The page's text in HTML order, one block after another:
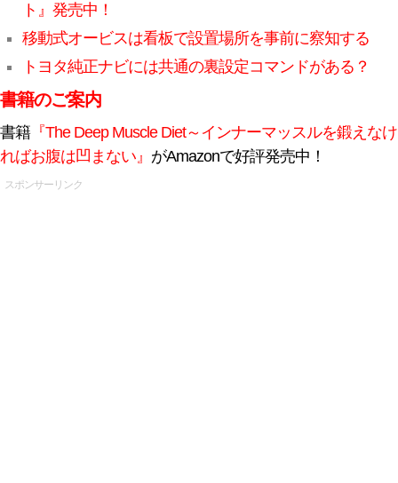
ト』発売中！
移動式オービスは看板で設置場所を事前に察知する
トヨタ純正ナビには共通の裏設定コマンドがある？
書籍のご案内
書籍『The Deep Muscle Diet～インナーマッスルを鍛えなけ
ればお腹は凹まない』 がAmazonで好評発売中！
スポンサーリンク